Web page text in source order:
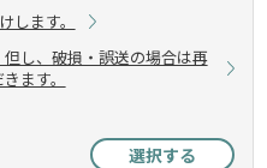
します。
し、破損・誤送の場合は再
ます。
選択する